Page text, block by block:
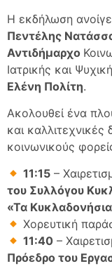
Η εκδήλωση
Πεντέλης
Αντιδήμαρχο
Ιατρικής και
Ελένη Πολίτη.
Ακολουθεί ένα
και καλλιτεχνικές
κοινωνικούς
11:15 –
του Συλλόγου
«Τα
Χορευτική
11:40 –
Πρόεδρο του